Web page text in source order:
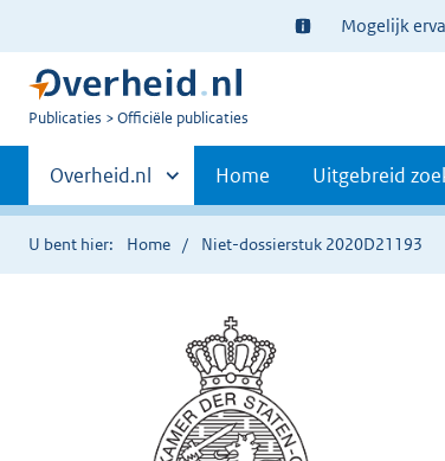
Ter
informatie:
Mogelijk
U
Publicaties Officiële publicaties
Primaire
navigatie
Andere
sites
binnen
Overheid.nl Home Uitgebreid
U bent hier: Home Niet-dossierstuk 2020D21193